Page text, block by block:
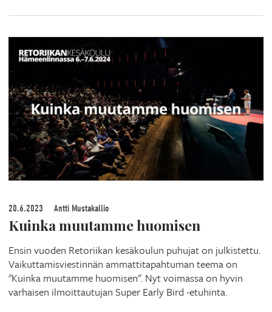
20.6.2023 Antti Mustakallio
Kuinka muutamme huomisen
Ensin vuoden Retoriikan kesäkoulun puhujat on julkistettu.
Vaikuttamisviestinnän ammattitapahtuman teema on
"Kuinka muutamme huomisen". Nyt voimassa on hyvin
varhaisen ilmoittautujan Super Early Bird -etuhinta.